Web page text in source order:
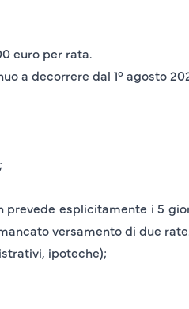
euro per rata.
a decorrere dal 1° agosto
prevede esplicitamente i5
versamento di due
ipoteche);